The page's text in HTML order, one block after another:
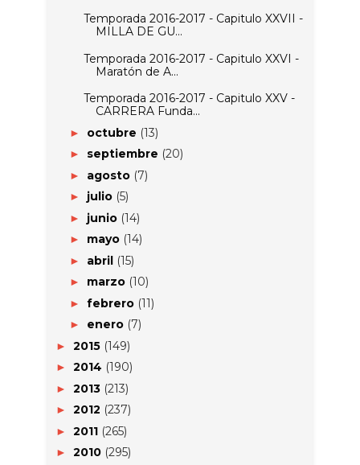
Temporada 2016-2017 - Capitulo XXVII -
MILLA DE GU...
Temporada 2016-2017 - Capitulo XXVI -
Maratón de A...
Temporada 2016-2017 - Capitulo XXV -
CARRERA Funda...
► octubre (13)
► septiembre (20)
► agosto (7)
► julio (5)
► junio (14)
► mayo (14)
► abril (15)
► marzo (10)
► febrero (11)
► enero (7)
► 2015 (149)
► 2014 (190)
► 2013 (213)
► 2012 (237)
► 2011 (265)
► 2010 (295)